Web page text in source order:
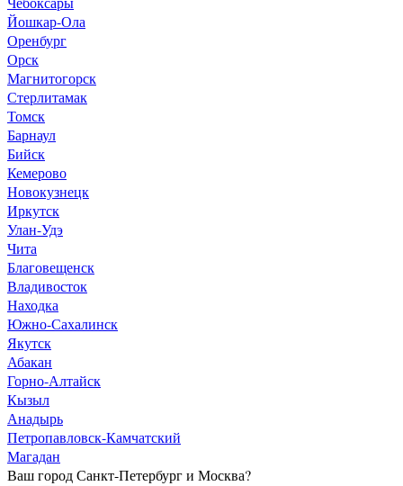
Йошкар-Ола
Оренбург
Орск
Магнитогорск
Стерлитамак
Томск
Барнаул
Бийск
Кемерово
Новокузнецк
Иркутск
Улан-Удэ
Чита
Благовещенск
Владивосток
Находка
Южно-Сахалинск
Якутск
Абакан
Горно-Алтайск
Кызыл
Анадырь
Петропавловск-Камчатский
Магадан
Ваш город Санкт-Петербург и Москва?